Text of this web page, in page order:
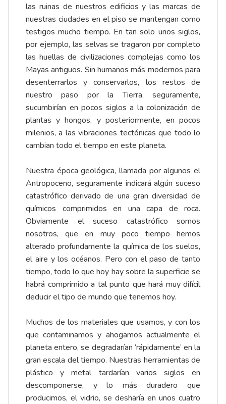
las ruinas de nuestros edificios y las marcas de
nuestras ciudades en el piso se mantengan como
testigos mucho tiempo. En tan solo unos siglos,
por ejemplo, las selvas se tragaron por completo
las huellas de civilizaciones complejas como los
Mayas antiguos. Sin humanos más modernos para
desenterrarlos y conservarlos, los restos de
nuestro paso por la Tierra, seguramente,
sucumbirían en pocos siglos a la colonización de
plantas y hongos, y posteriormente, en pocos
milenios, a las vibraciones tectónicas que todo lo
cambian todo el tiempo en este planeta.
Nuestra época geológica, llamada por algunos el
Antropoceno, seguramente indicará algún suceso
catastrófico derivado de una gran diversidad de
químicos comprimidos en una capa de roca.
Obviamente el suceso catastrófico somos
nosotros, que en muy poco tiempo hemos
alterado profundamente la química de los suelos,
el aire y los océanos. Pero con el paso de tanto
tiempo, todo lo que hoy hay sobre la superficie se
habrá comprimido a tal punto que hará muy difícil
deducir el tipo de mundo que tenemos hoy.
Muchos de los materiales que usamos, y con los
que contaminamos y ahogamos actualmente el
planeta entero, se degradarían ‘rápidamente’ en la
gran escala del tiempo. Nuestras herramientas de
plástico y metal tardarían varios siglos en
descomponerse, y lo más duradero que
producimos, el vidrio, se desharía en unos cuatro